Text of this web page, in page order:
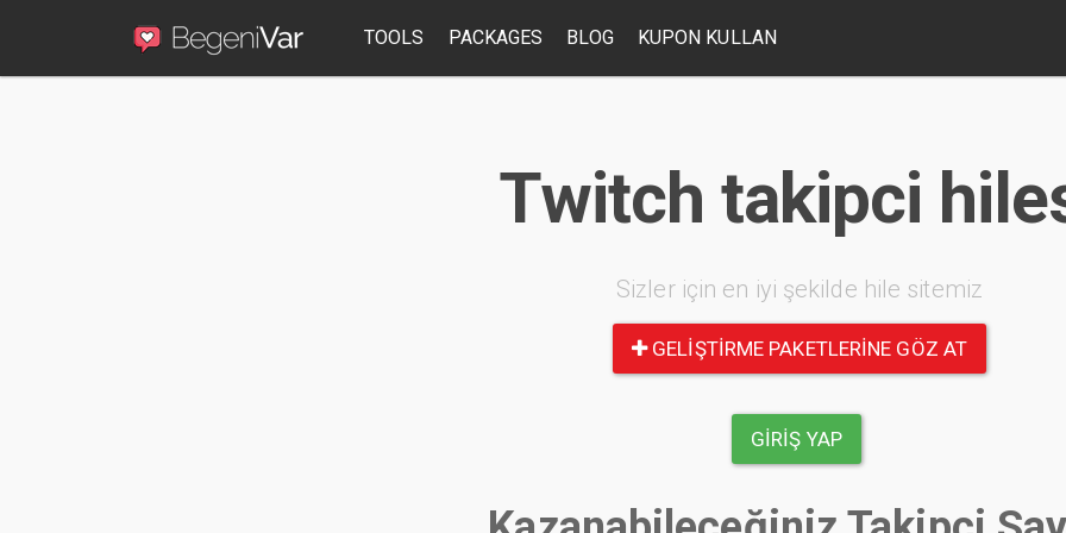
TOOLS PACKAGES BLOG KUPON KULLAN
Twitch takipci
Sizler için en iyi şekilde hile sitemiz
GELIŞTIRME PAKETLERINE GÖZ AT
GIRIŞ YAP